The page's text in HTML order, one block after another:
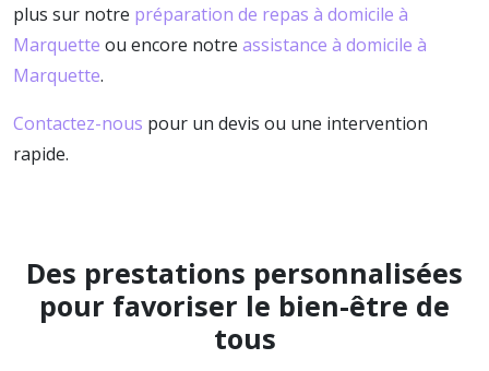
plus sur notre préparation de repas à domicile à
Marquette ou encore notre assistance à domicile à
Marquette.
Contactez-nous pour un devis ou une intervention
rapide.
Des prestations personnalisées
pour favoriser le bien-être de
tous